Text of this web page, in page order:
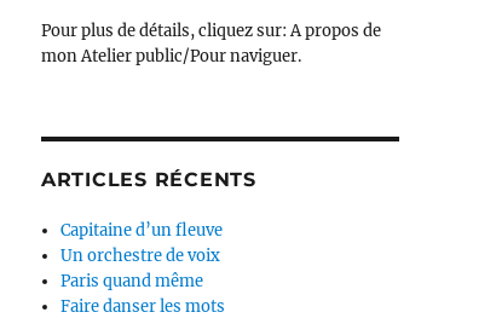
Pour plus de détails, cliquez sur: A propos de
mon Atelier public/Pour naviguer.
ARTICLES RÉCENTS
Capitaine d’un fleuve
Un orchestre de voix
Paris quand même
Faire danser les mots